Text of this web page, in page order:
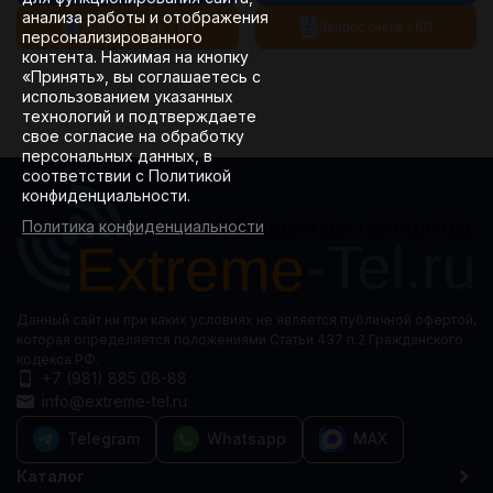
Запрос счета / КП
анализа работы и отображения
персонализированного
контента. Нажимая на кнопку
«Принять», вы соглашаетесь с
использованием указанных
технологий и подтверждаете
свое согласие на обработку
персональных данных, в
соответствии с Политикой
конфиденциальности.
Политика конфиденциальности